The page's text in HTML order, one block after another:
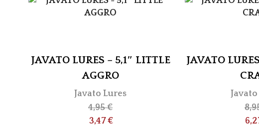
JAVATO LURES – 5,1″ LITTLE
AGGRO
Javato Lures
4,95€
3,47€
JAVATO